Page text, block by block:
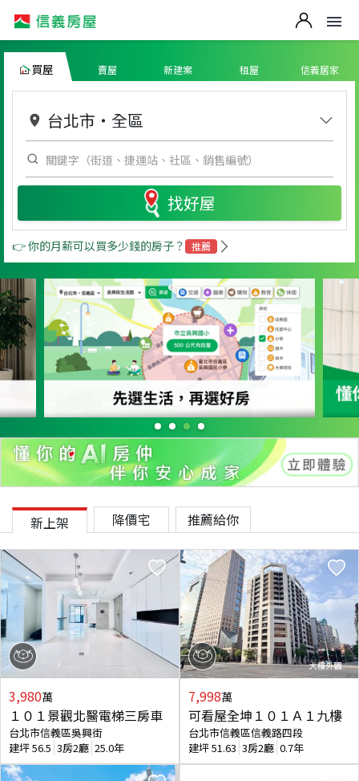
買屋 賣屋 新建案 租屋 信義居家
台北市 ・ 全區
找好屋
👉 你的月薪可以買多少錢的房子？ 推薦
新上架 降價宅 推薦給你
3,980萬
１０１景觀北醫電梯三房車
台北市信義區吳興街
建坪56.5 3房2廳 25.0年
7,998萬
可看屋全坤１０１Ａ１九樓
台北市信義區信義路四段
建坪51.63 3房2廳 0.7年